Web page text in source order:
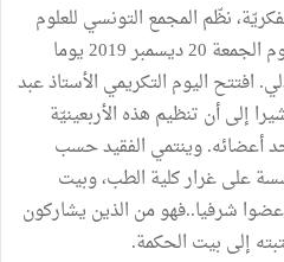
نظّم المجمع التونسي للعلوم
والآداب والفنون "بيت الحكمة" يوم الجمعة 20 ديسمبر 2019 يوما
افتتح اليوم التكريمي الأستاذ عبد
إلى أن تنظيم هذه الأربعينيّة
أعضائه. وينتمي الفقيد حسب
على غرار كلية الطب، وبيت
شرفيا..فهو من الذين يشاركون
إلى بيت الحكمة.